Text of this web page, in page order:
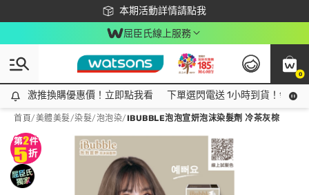
本期活動詳情請點我
下載app最高回饋$350
屈臣氏線上服務
0
激推換購優惠價！立即點我看
激推換購優惠價！立即點我看 下單選閃電送 1小時到貨！領神
首頁/美體美髮/染髮/泡泡染/IBUBBLE泡泡宣妍泡沫染髮劑 冷茶灰棕